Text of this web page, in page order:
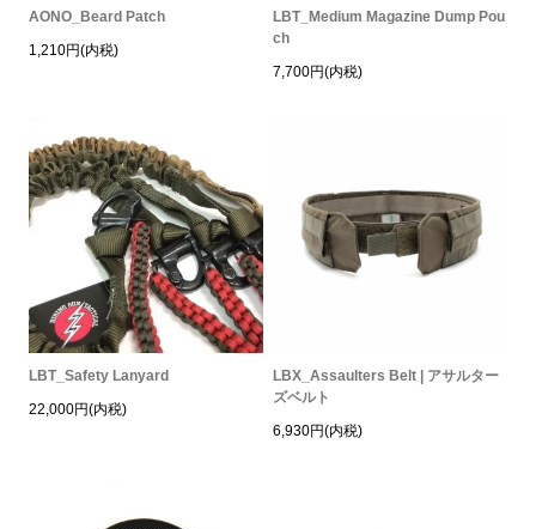
AONO_Beard Patch
1,210円(内税)
LBT_Medium Magazine Dump Pou
ch
7,700円(内税)
LBT_Safety Lanyard
22,000円(内税)
LBX_Assaulters Belt | アサルター
ズベルト
6,930円(内税)